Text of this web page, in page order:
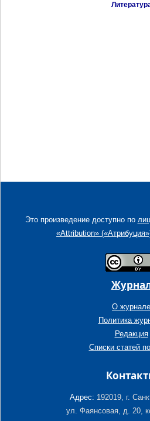
Это произведение доступно по
«Attribution»
О журнале
Политика
Редакция
Списки статей
Адрес: 192019, г.
ул. Фаянсовая, д. 20,